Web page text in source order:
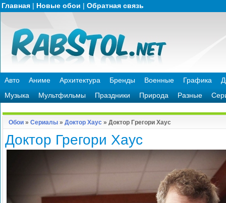
Главная | Новые обои | Обратная связь
Авто Аниме Архитектура Бренды Военные Графика
Музыка
Мультфильмы Праздники Природа Разные
Обои » Сериалы » Доктор Хаус » Доктор Грегори Хаус
Доктор Грегори Хаус